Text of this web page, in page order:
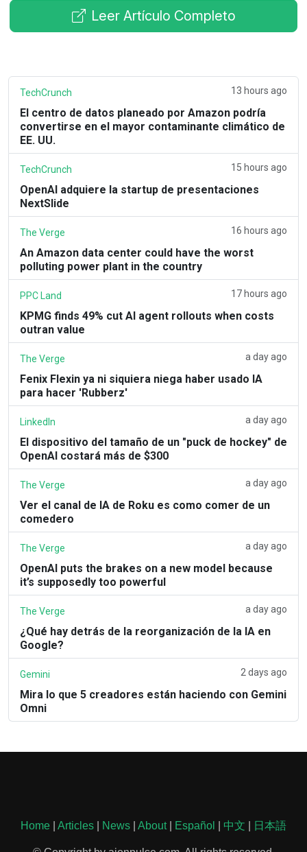
Leer Artículo Completo
TechCrunch 13 hours ago
El centro de datos planeado por Amazon podría
convertirse en el mayor contaminante climático de
EE. UU.
TechCrunch 15 hours ago
OpenAI adquiere la startup de presentaciones
NextSlide
The Verge 16 hours ago
An Amazon data center could have the worst
polluting power plant in the country
PPC Land 17 hours ago
KPMG finds 49% cut AI agent rollouts when costs
outran value
The Verge a day ago
Fenix Flexin ya ni siquiera niega haber usado IA
para hacer 'Rubberz'
LinkedIn a day ago
El dispositivo del tamaño de un "puck de hockey" de
OpenAI costará más de $300
The Verge a day ago
Ver el canal de IA de Roku es como comer de un
comedero
The Verge a day ago
OpenAI puts the brakes on a new model because
it’s supposedly too powerful
The Verge a day ago
¿Qué hay detrás de la reorganización de la IA en
Google?
Gemini 2 days ago
Mira lo que 5 creadores están haciendo con Gemini
Omni
Home Articles News About| Español 中文 日本語